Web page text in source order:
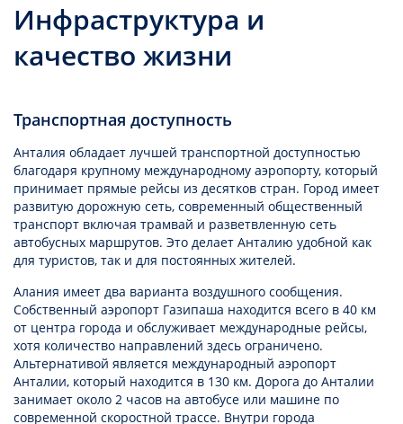
Инфраструктура и
качество жизни
Транспортная доступность
Анталия обладает лучшей транспортной доступностью
благодаря крупному международному аэропорту, который
принимает прямые рейсы из десятков стран. Город имеет
развитую дорожную сеть, современный общественный
транспорт включая трамвай и разветвленную сеть
автобусных маршрутов. Это делает Анталию удобной как
для туристов, так и для постоянных жителей.
Алания имеет два варианта воздушного сообщения.
Собственный аэропорт Газипаша находится всего в 40 км
от центра города и обслуживает международные рейсы,
хотя количество направлений здесь ограничено.
Альтернативой является международный аэропорт
Анталии, который находится в 130 км. Дорога до Анталии
занимает около 2 часов на автобусе или машине по
современной скоростной трассе. Внутри города